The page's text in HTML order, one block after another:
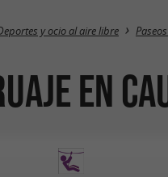
y ocio al aire libre
en